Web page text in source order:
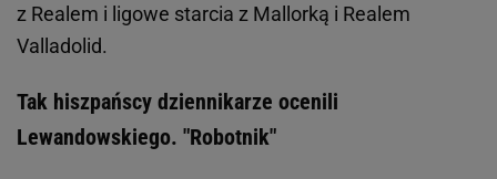
z Realem i ligowe starcia z Mallorką i Realem
Valladolid.
Tak hiszpańscy dziennikarze ocenili
Lewandowskiego. "Robotnik"